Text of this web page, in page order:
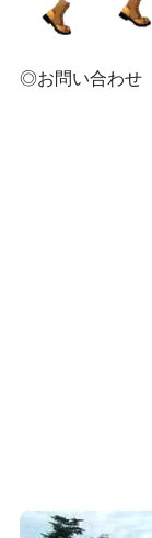
◎お問い合わせ